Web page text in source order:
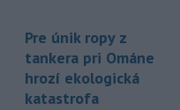
Pre únik ropy z
tankera pri Ománe
hrozí ekologická
katastrofa